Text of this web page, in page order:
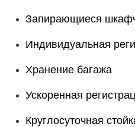
Запирающиеся
Индивидуальная
Хранение багажа
Ускоренная
Круглосуточная